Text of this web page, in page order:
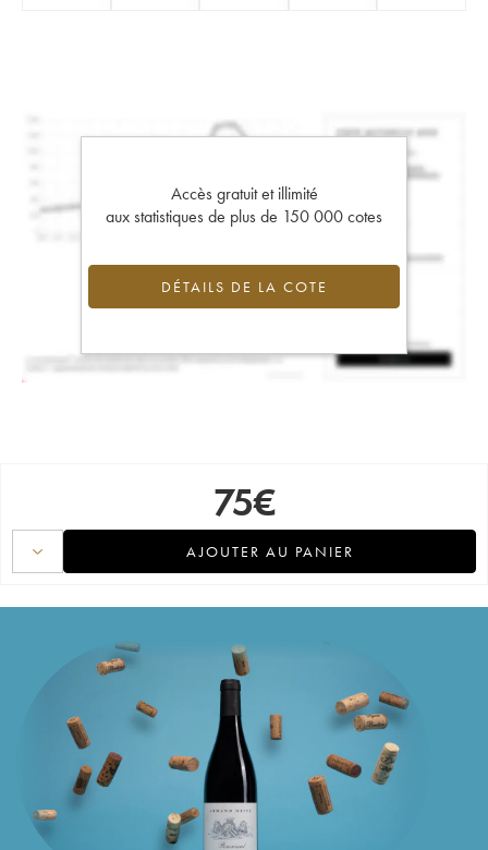
Accès gratuit et illimité
aux statistiques de plus de 150 000 cotes
DÉTAILS DE LA COTE
75€
AJOUTER AU PANIER